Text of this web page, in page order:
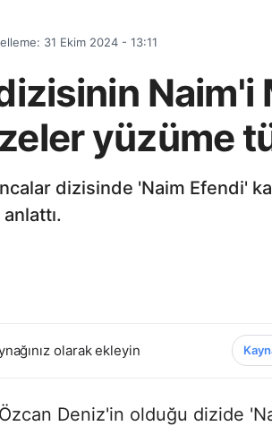
31 Ekim 2024 - 13:11
dizisinin
yüzüme
dizisinde 'Naim Efendi'
olarak ekleyin
Deniz'in olduğu dizide